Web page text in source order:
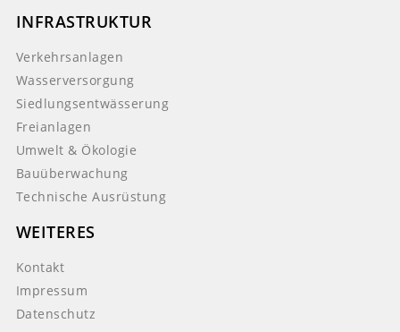
INFRASTRUKTUR
Verkehrsanlagen
Wasserversorgung
Siedlungsentwässerung
Freianlagen
Umwelt & Ökologie
Bauüberwachung
Technische Ausrüstung
WEITERES
Kontakt
Impressum
Datenschutz